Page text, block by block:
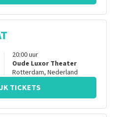
20:00uur
Oude Luxor Theater
Rotterdam, Nederland
TICKETS